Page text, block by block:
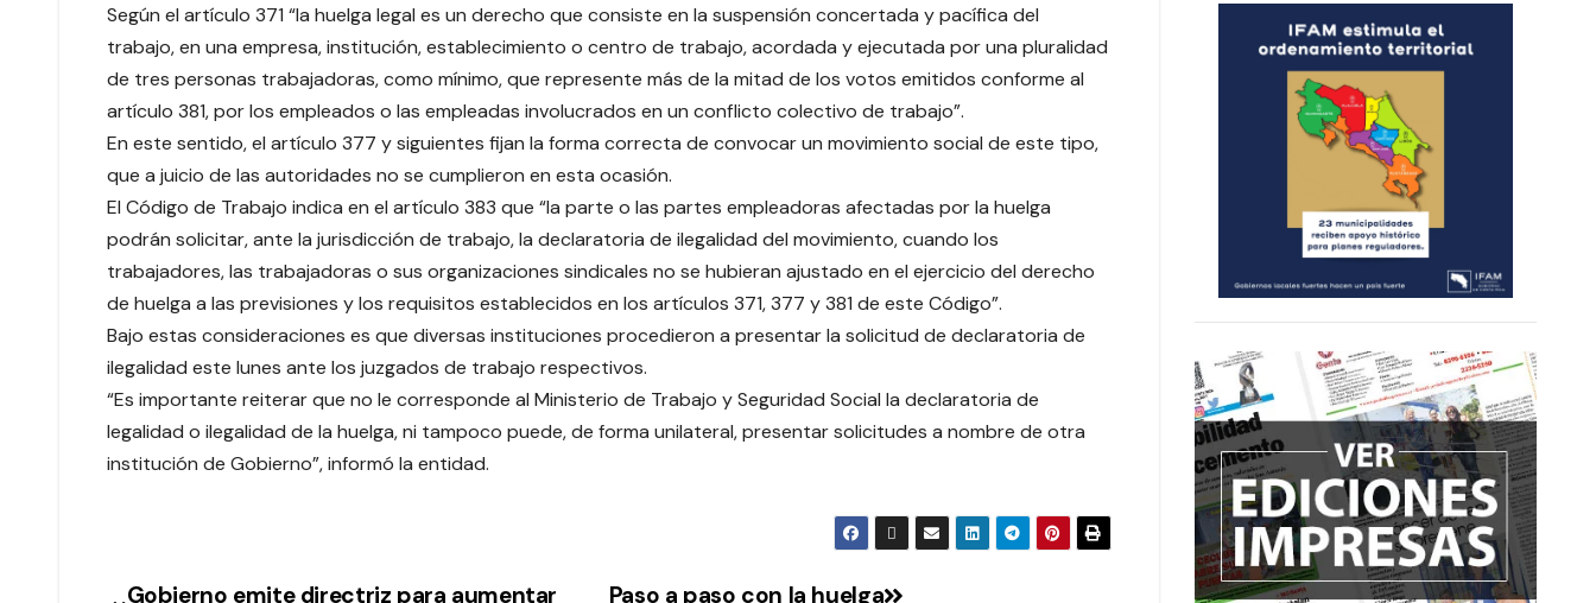
Según el artículo 371 “la huelga legal es un derecho que consiste en la suspensión concertada y pacífica del
trabajo, en una empresa, institución, establecimiento o centro de trabajo, acordada y ejecutada por una pluralidad
de tres personas trabajadoras, como mínimo, que represente más de la mitad de los votos emitidos conforme al
artículo 381, por los empleados o las empleadas involucrados en un conflicto colectivo de trabajo”.
En este sentido, el artículo 377 y siguientes fijan la forma correcta de convocar un movimiento social de este tipo,
que a juicio de las autoridades no se cumplieron en esta ocasión.
El Código de Trabajo indica en el artículo 383 que “la parte o las partes empleadoras afectadas por la huelga
podrán solicitar, ante la jurisdicción de trabajo, la declaratoria de ilegalidad del movimiento, cuando los
trabajadores, las trabajadoras o sus organizaciones sindicales no se hubieran ajustado en el ejercicio del derecho
de huelga a las previsiones y los requisitos establecidos en los artículos 371, 377 y 381 de este Código”.
Bajo estas consideraciones es que diversas instituciones procedieron a presentar la solicitud de declaratoria de
ilegalidad este lunes ante los juzgados de trabajo respectivos.
“Es importante reiterar que no le corresponde al Ministerio de Trabajo y Seguridad Social la declaratoria de
legalidad o ilegalidad de la huelga, ni tampoco puede, de forma unilateral, presentar solicitudes a nombre de otra
institución de Gobierno”, informó la entidad.
Paso a paso con la huelga
Gobierno emite directriz para aumentar